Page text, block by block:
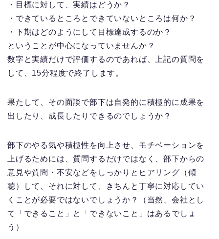
・目標に対して、実績はどうか？
・できているところとできていないところは何か？
・下期はどのようにして目標達成するのか？
ということが中心になっていませんか？
数字と実績だけで評価するのであれば、上記の質問を
して、15分程度で終了します。
果たして、その面談で部下は自発的に積極的に成果を
出したり、成長したりできるのでしょうか？
部下のやる気や積極性を向上させ、モチベーションを
上げるためには、質問するだけではなく、部下からの
意見や質問・不安などをしっかりとヒアリング（傾
聴）して、それに対して、きちんと丁寧に対応してい
くことが必要ではないでしょうか？（当然、会社とし
て「できること」と「できないこと」はあるでしょ
う）